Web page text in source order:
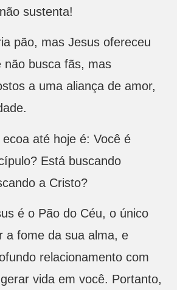
sustenta!
pão, mas Jesus ofereceu
não busca fãs, mas
a uma aliança de amor,
até hoje é: Você é
Está buscando
a Cristo?
é o Pão do Céu, o único
a fome da sua alma, e
relacionamento com
vida em você. Portanto,